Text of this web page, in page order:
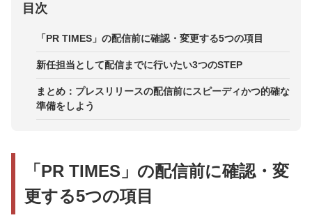
目次
「PR TIMES」の配信前に確認・変更する5つの項目
新任担当として配信までに行いたい3つのSTEP
まとめ：プレスリリースの配信前にスピーディかつ的確な
準備をしよう
「PR TIMES」の配信前に確認・変
更する5つの項目